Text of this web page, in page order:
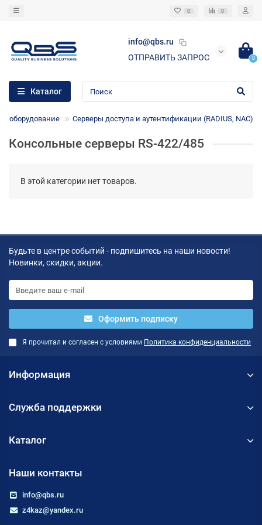
0 0
info@qbs.ru
ОТПРАВИТЬ ЗАПРОС
0
Каталог
оборудование Серверы доступа и аутентификации (RADIUS, NAC)
Консольные серверы RS-422/485
В этой категории нет товаров.
Будьте в центре событий - подпишитесь на наши новости!
Новинки, скидки, акции.
Оформить подписку
Я прочитал и согласен с условиями Политика конфиденциальности
Информация
Служба поддержки
Каталог
Наши контакты
info@qbs.ru
z4kaz@yandex.ru